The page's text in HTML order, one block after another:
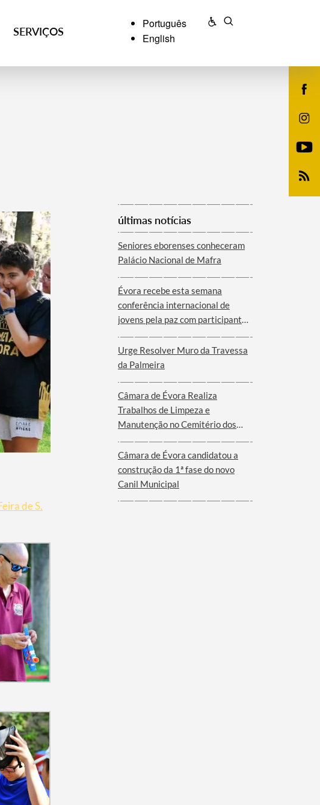
SERVIÇOS
Português
English
de S.
últimas notícias
Seniores eborenses conheceram
Palácio Nacional de Mafra
Évora recebe esta semana
conferência internacional de
jovens pela paz com participantes
Urge Resolver Muro da Travessa
da Palmeira
Câmara de Évora Realiza
Trabalhos de Limpeza e
Manutenção no Cemitério dos
Câmara de Évora candidatou a
construção da 1ª fase do novo
Canil Municipal